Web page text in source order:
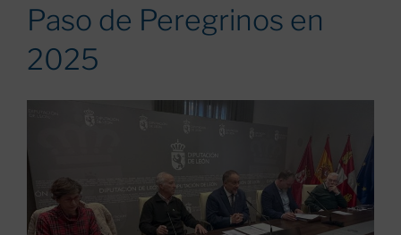
CAMINO
DE
Paso de Peregrinos en
2025